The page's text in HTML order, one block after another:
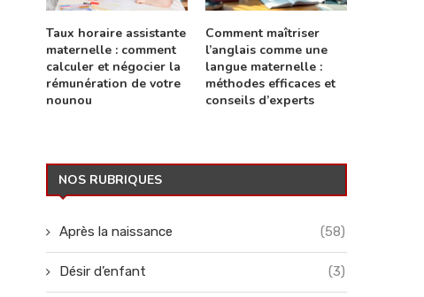
Taux horaire assistante
maternelle : comment
calculer et négocier la
rémunération de votre
nounou
Comment maîtriser
l’anglais comme une
langue maternelle :
méthodes efficaces et
conseils d’experts
NOS RUBRIQUES
Après la naissance (58)
Désir d’enfant (3)